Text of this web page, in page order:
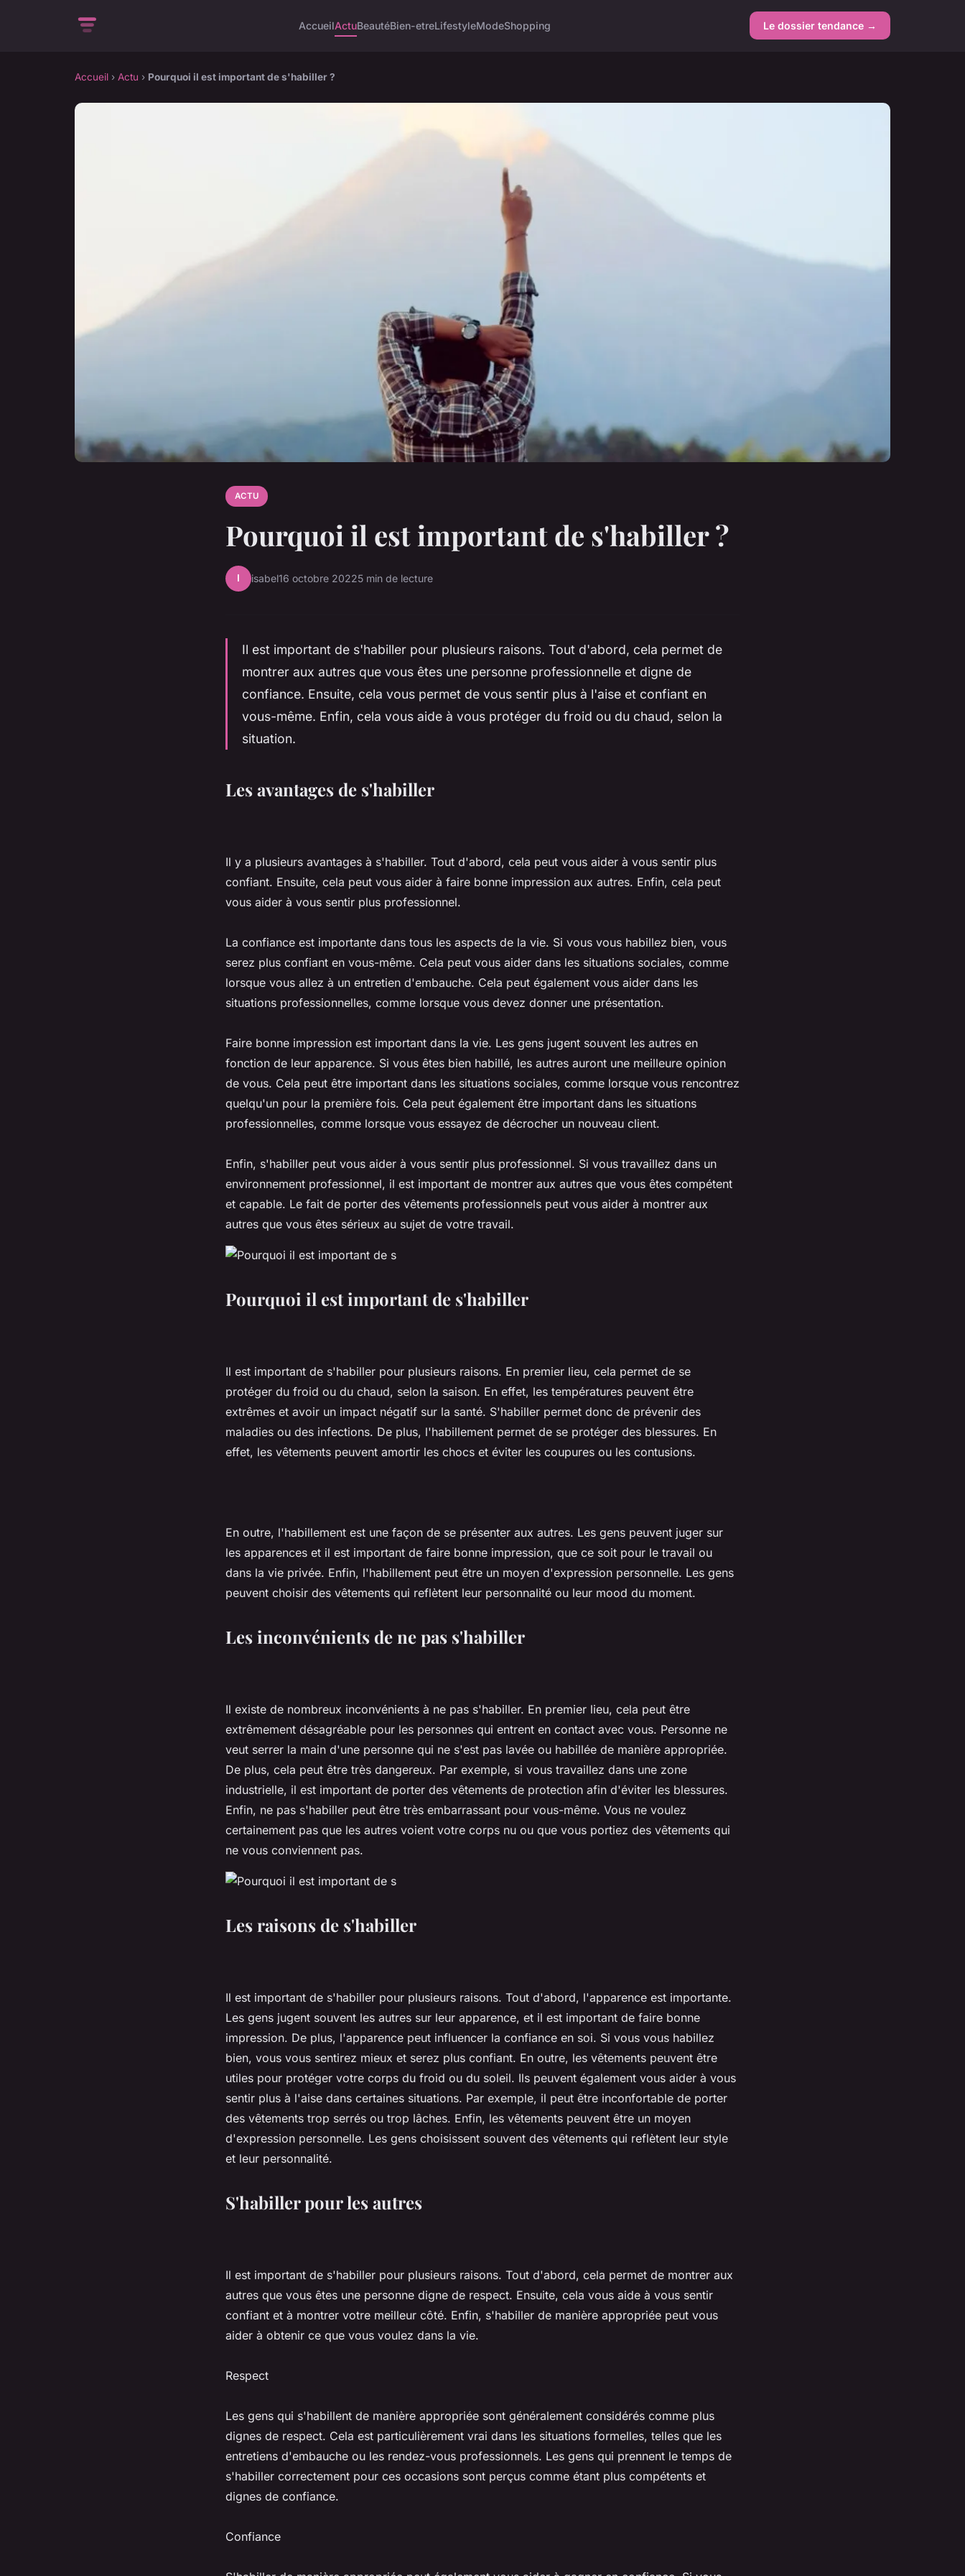
AccueilActuBeautéBien-etreLifestyleModeShopping Le dossier tendance →
Accueil › Actu › Pourquoi il est important de s'habiller ?
ACTU
Pourquoi il est important de s'habiller ?
I isabel16 octobre 20225 min de lecture
Il est important de s'habiller pour plusieurs raisons. Tout d'abord, cela permet de
montrer aux autres que vous êtes une personne professionnelle et digne de
confiance. Ensuite, cela vous permet de vous sentir plus à l'aise et confiant en
vous-même. Enfin, cela vous aide à vous protéger du froid ou du chaud, selon la
situation.
Les avantages de s'habiller
Il y a plusieurs avantages à s'habiller. Tout d'abord, cela peut vous aider à vous sentir plus
confiant. Ensuite, cela peut vous aider à faire bonne impression aux autres. Enfin, cela peut
vous aider à vous sentir plus professionnel.
La confiance est importante dans tous les aspects de la vie. Si vous vous habillez bien, vous
serez plus confiant en vous-même. Cela peut vous aider dans les situations sociales, comme
lorsque vous allez à un entretien d'embauche. Cela peut également vous aider dans les
situations professionnelles, comme lorsque vous devez donner une présentation.
Faire bonne impression est important dans la vie. Les gens jugent souvent les autres en
fonction de leur apparence. Si vous êtes bien habillé, les autres auront une meilleure opinion
de vous. Cela peut être important dans les situations sociales, comme lorsque vous rencontrez
quelqu'un pour la première fois. Cela peut également être important dans les situations
professionnelles, comme lorsque vous essayez de décrocher un nouveau client.
Enfin, s'habiller peut vous aider à vous sentir plus professionnel. Si vous travaillez dans un
environnement professionnel, il est important de montrer aux autres que vous êtes compétent
et capable. Le fait de porter des vêtements professionnels peut vous aider à montrer aux
autres que vous êtes sérieux au sujet de votre travail.
Pourquoi il est important de s'habiller
Il est important de s'habiller pour plusieurs raisons. En premier lieu, cela permet de se
protéger du froid ou du chaud, selon la saison. En effet, les températures peuvent être
extrêmes et avoir un impact négatif sur la santé. S'habiller permet donc de prévenir des
maladies ou des infections. De plus, l'habillement permet de se protéger des blessures. En
effet, les vêtements peuvent amortir les chocs et éviter les coupures ou les contusions.
En outre, l'habillement est une façon de se présenter aux autres. Les gens peuvent juger sur
les apparences et il est important de faire bonne impression, que ce soit pour le travail ou
dans la vie privée. Enfin, l'habillement peut être un moyen d'expression personnelle. Les gens
peuvent choisir des vêtements qui reflètent leur personnalité ou leur mood du moment.
Les inconvénients de ne pas s'habiller
Il existe de nombreux inconvénients à ne pas s'habiller. En premier lieu, cela peut être
extrêmement désagréable pour les personnes qui entrent en contact avec vous. Personne ne
veut serrer la main d'une personne qui ne s'est pas lavée ou habillée de manière appropriée.
De plus, cela peut être très dangereux. Par exemple, si vous travaillez dans une zone
industrielle, il est important de porter des vêtements de protection afin d'éviter les blessures.
Enfin, ne pas s'habiller peut être très embarrassant pour vous-même. Vous ne voulez
certainement pas que les autres voient votre corps nu ou que vous portiez des vêtements qui
ne vous conviennent pas.
Les raisons de s'habiller
Il est important de s'habiller pour plusieurs raisons. Tout d'abord, l'apparence est importante.
Les gens jugent souvent les autres sur leur apparence, et il est important de faire bonne
impression. De plus, l'apparence peut influencer la confiance en soi. Si vous vous habillez
bien, vous vous sentirez mieux et serez plus confiant. En outre, les vêtements peuvent être
utiles pour protéger votre corps du froid ou du soleil. Ils peuvent également vous aider à vous
sentir plus à l'aise dans certaines situations. Par exemple, il peut être inconfortable de porter
des vêtements trop serrés ou trop lâches. Enfin, les vêtements peuvent être un moyen
d'expression personnelle. Les gens choisissent souvent des vêtements qui reflètent leur style
et leur personnalité.
S'habiller pour les autres
Il est important de s'habiller pour plusieurs raisons. Tout d'abord, cela permet de montrer aux
autres que vous êtes une personne digne de respect. Ensuite, cela vous aide à vous sentir
confiant et à montrer votre meilleur côté. Enfin, s'habiller de manière appropriée peut vous
aider à obtenir ce que vous voulez dans la vie.
Respect
Les gens qui s'habillent de manière appropriée sont généralement considérés comme plus
dignes de respect. Cela est particulièrement vrai dans les situations formelles, telles que les
entretiens d'embauche ou les rendez-vous professionnels. Les gens qui prennent le temps de
s'habiller correctement pour ces occasions sont perçus comme étant plus compétents et
dignes de confiance.
Confiance